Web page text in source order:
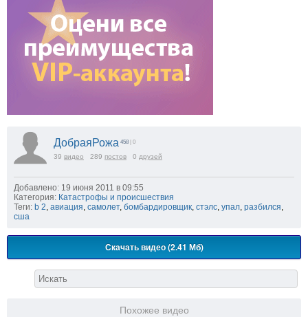
ДобраяРожа 458 | 0
39 видео 289 постов 0 друзей
Добавлено: 19 июня 2011 в 09:55
Категория: Катастрофы и происшествия
Теги: b 2 авиация самолет, бомбардировщик стэлс упал разбился
сша
Скачать видео (2.41 Мб)
Похожее видео